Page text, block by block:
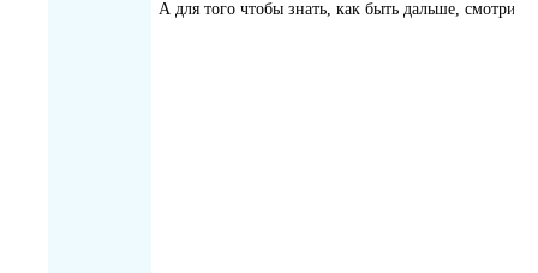
А для того чтобы знать, как быть дальше,